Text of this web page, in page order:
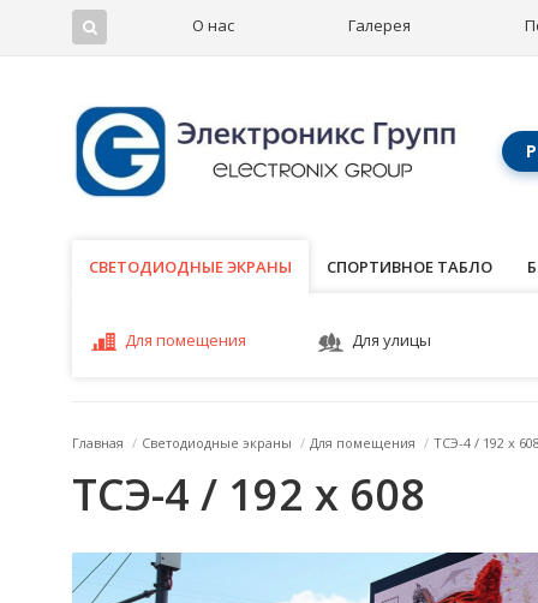
О нас Галерея
СВЕТОДИОДНЫЕ ЭКРАНЫ
СВЕТОДИОДНЫЕ ЭКРАНЫ СПОРТИВНОЕ ТАБЛО
Для помещения Для улицы
Главная / Светодиодные экраны / Для помещения / ТСЭ-4 / 192 x
ТСЭ-4 / 192 x 608